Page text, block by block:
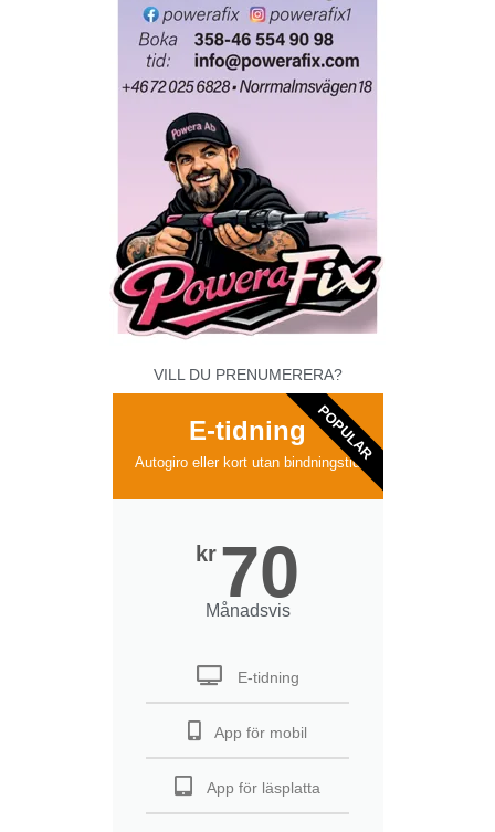
VILL DU PRENUMERERA?
E-tidning
Autogiro eller kort utan bindningstid
kr 70
Månadsvis
E-tidning
App för mobil
App för läsplatta
POPULAR